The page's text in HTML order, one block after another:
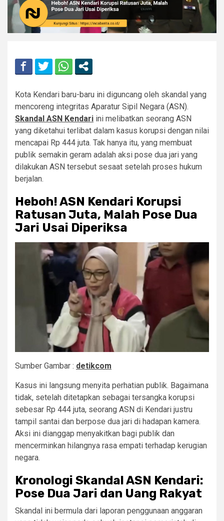
Kota Kendari baru-baru ini diguncang oleh skandal yang
mencoreng integritas Aparatur Sipil Negara (ASN).
Skandal ASN Kendari ini melibatkan seorang ASN
yang diketahui terlibat dalam kasus korupsi dengan nilai
mencapai Rp 444 juta. Tak hanya itu, yang membuat
publik semakin geram adalah aksi pose dua jari yang
dilakukan ASN tersebut sesaat setelah proses hukum
berjalan.
Heboh! ASN Kendari Korupsi
Ratusan Juta, Malah Pose Dua
Jari Usai Diperiksa
Sumber Gambar : detikcom
Kasus ini langsung menyita perhatian publik. Bagaimana
tidak, setelah ditetapkan sebagai tersangka korupsi
sebesar Rp 444 juta, seorang ASN di Kendari justru
tampil santai dan berpose dua jari di hadapan kamera.
Aksi ini dianggap menyakitkan bagi publik dan
mencerminkan hilangnya rasa empati terhadap kerugian
negara.
Kronologi Skandal ASN Kendari:
Pose Dua Jari dan Uang Rakyat
Skandal ini bermula dari laporan penggunaan anggaran